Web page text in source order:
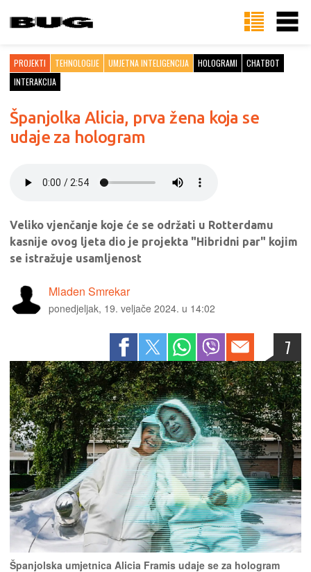
PROJEKTI TEHNOLOGIJE UMJETNA INTELIGENCIJA HOLOGRAMI
CHATBOT
INTERAKCIJA
Španjolka Alicia, prva žena koja se
udaje za hologram
Veliko vjenčanje koje će se održati u Rotterdamu
kasnije ovog ljeta dio je projekta "Hibridni par" kojim
se istražuje usamljenost
Mladen Smrekar
ponedjeljak, 19. veljače 2024. u 14:02
7
Španjolska umjetnica Alicia Framis udaje se za hologram